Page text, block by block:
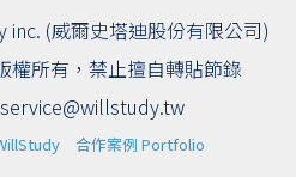
(威爾史塔迪股份有限公司)
權所有，禁止擅自轉貼節錄
service@willstudy.tw
合作案例 Portfolio